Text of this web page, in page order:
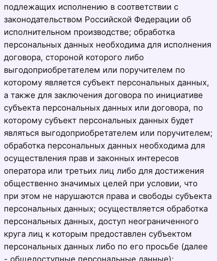
подлежащих исполнению в соответствии с
законодательством Российской Федерации об
исполнительном производстве; обработка
персональных данных необходима для исполнения
договора, стороной которого либо
выгодоприобретателем или поручителем по
которому является субъект персональных данных,
а также для заключения договора по инициативе
субъекта персональных данных или договора, по
которому субъект персональных данных будет
являться выгодоприобретателем или поручителем;
обработка персональных данных необходима для
осуществления прав и законных интересов
оператора или третьих лиц либо для достижения
общественно значимых целей при условии, что
при этом не нарушаются права и свободы субъекта
персональных данных; осуществляется обработка
персональных данных, доступ неограниченного
круга лиц к которым предоставлен субъектом
персональных данных либо по его просьбе (далее